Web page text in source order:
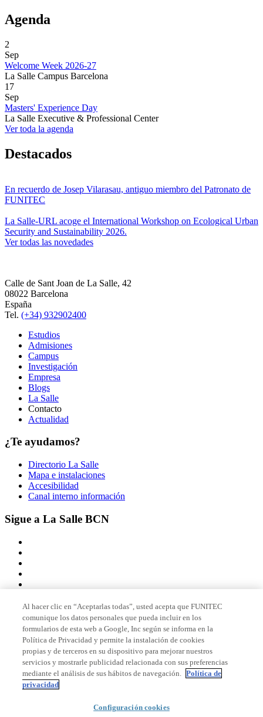
Agenda
2
Sep
Welcome Week 2026-27
La Salle Campus Barcelona
17
Sep
Masters' Experience Day
La Salle Executive & Professional Center
Ver toda la agenda
Destacados
En recuerdo de Josep Vilarasau, antiguo miembro del Patronato de
FUNITEC
La Salle-URL acoge el International Workshop on Ecological Urban
Security and Sustainability 2026.
Ver todas las novedades
Calle de Sant Joan de La Salle, 42
08022 Barcelona
España
Tel. (+34) 932902400
Estudios
Admisiones
Campus
Investigación
Empresa
Blogs
La Salle
Contacto
Actualidad
¿Te ayudamos?
Directorio La Salle
Mapa e instalaciones
Accesibilidad
Canal interno información
Sigue a La Salle BCN
Miembro de
Acreditaciones
© 2026 La Salle Campus Barcelona - URL |
Al hacer clic en “Aceptarlas todas”, usted acepta que FUNITEC
comunique los datos personales que pueda incluir en los
formularios de esta web a Google, Inc según se informa en la
Política de Privacidad y permite la instalación de cookies
propias y de terceros en su dispositivo para mejorar nuestros
servicios y mostrarle publicidad relacionada con sus preferencias
mediante el análisis de sus hábitos de navegación. Política de
privacidad
Configuración cookies